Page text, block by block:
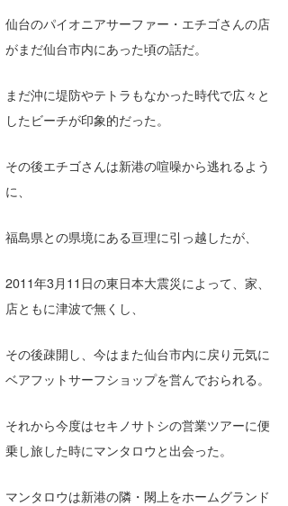
仙台のパイオニアサーファー・エチゴさんの店
がまだ仙台市内にあった頃の話だ。
まだ沖に堤防やテトラもなかった時代で広々と
したビーチが印象的だった。
その後エチゴさんは新港の喧噪から逃れるよう
に、
福島県との県境にある亘理に引っ越したが、
2011年3月11日の東日本大震災によって、家、
店ともに津波で無くし、
その後疎開し、今はまた仙台市内に戻り元気に
ベアフットサーフショップを営んでおられる。
それから今度はセキノサトシの営業ツアーに便
乗し旅した時にマンタロウと出会った。
マンタロウは新港の隣・閖上をホームグランド